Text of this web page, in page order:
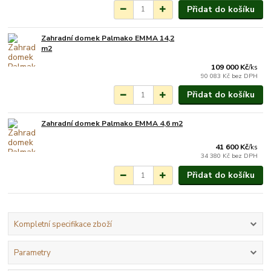
Přidat do košíku
Zahradní domek Palmako EMMA 14,2
m2
109 000 Kč/ks
90 083 Kč bez DPH
Přidat do košíku
Zahradní domek Palmako EMMA 4,6 m2
41 600 Kč/ks
34 380 Kč bez DPH
Přidat do košíku
Kompletní specifikace zboží
Parametry